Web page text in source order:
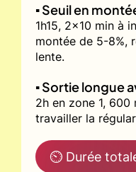
▪️ Seuil en
1h15, 2x10 min à
montée de 5-8%,
lente.
▪️ Sortie longue
2h en zone 1,
travailler la
⏲ Durée